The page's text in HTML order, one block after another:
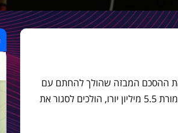
ההסכם המבזה שהולך להחתם עם
רשות המיסים בו המועדון מודה בהאשמות נגדו ותמורת 5.5 מיליון יורו, הולכים לסגור את